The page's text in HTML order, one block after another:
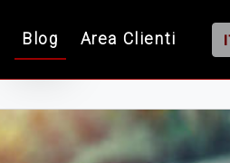
Blog Area Clienti